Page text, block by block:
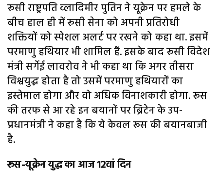
रूसी राष्ट्रपति व्लादिमीर पुतिन ने यूक्रेन पर हमले के
बीच हाल ही में रूसी सेना को अपनी प्रतिरोधी
शक्तियों को स्पेशल अलर्ट पर रखने को कहा था. इसमें
परमाणु हथियार भी शामिल हैं. इसके बाद रूसी विदेश
मंत्री सर्गेई लावरोव ने भी कहा था कि अगर तीसरा
विश्वयुद्ध होता है तो उसमें परमाणु हथियारों का
इस्तेमाल होगा और वो अधिक विनाशकारी होगा. रूस
की तरफ से आ रहे इन बयानों पर ब्रिटेन के उप-
प्रधानमंत्री ने कहा है कि ये केवल रूस की बयानबाजी
है.
रूस-यूक्रेन युद्ध का आज 12वां दिन